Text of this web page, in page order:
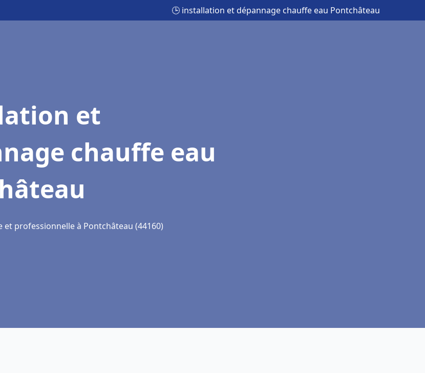
🕒 installation et dépannage chauffe eau Pontchâteau
et
chauffe eau
professionnelle à Pontchâteau (44160)